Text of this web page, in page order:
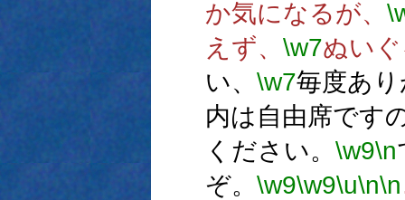
か気になるが、
えず、 \w7ぬい
い、 \w7毎度あ
内は自由席です
ください。 \w9\n
ぞ。 \w9\w9\u\n\n